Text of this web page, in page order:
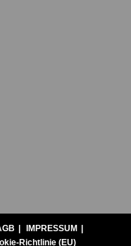
IMPRESSUM
Richtlinie (EU)